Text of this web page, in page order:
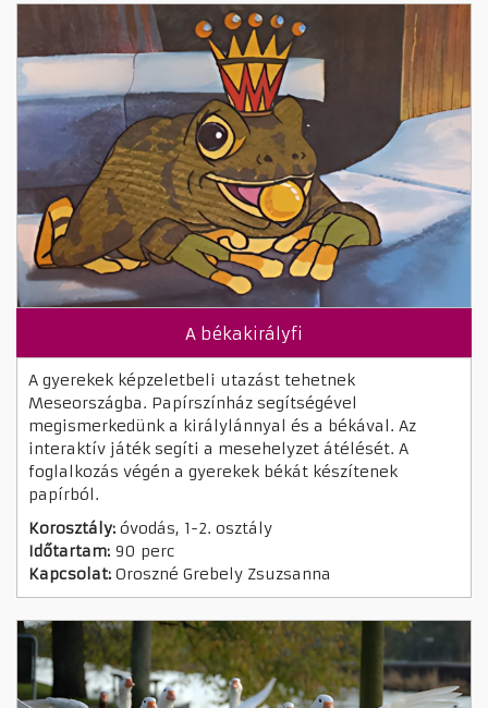
A békakirályfi
A gyerekek képzeletbeli utazást tehetnek
Meseországba. Papírszínház segítségével
megismerkedünk a királylánnyal és a békával. Az
interaktív játék segíti a mesehelyzet átélését. A
foglalkozás végén a gyerekek békát készítenek
papírból.
Korosztály: óvodás, 1-2. osztály
Időtartam: 90 perc
Kapcsolat: Oroszné Grebely Zsuzsanna